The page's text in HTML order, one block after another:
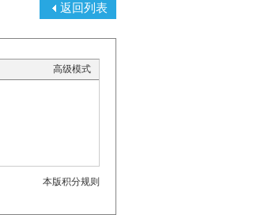
返回列表
高级模式
本版积分规则